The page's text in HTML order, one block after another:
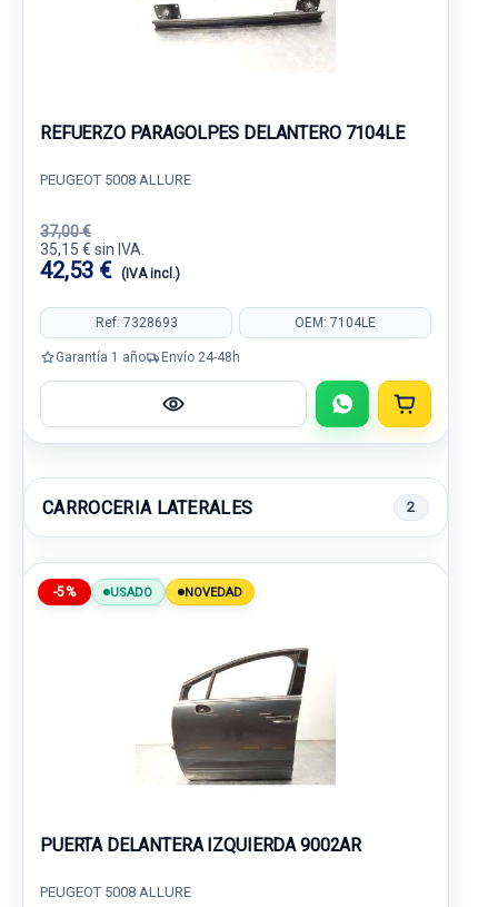
REFUERZO PARAGOLPES DELANTERO 7104LE
PEUGEOT 5008 ALLURE
37,00 €
35,15 € sin IVA.
42,53 € (IVA incl.)
Ref: 7328693 OEM: 7104LE
Garantía 1 año Envío 24-48h
CARROCERIA LATERALES 2
-5% USADO NOVEDAD
PUERTA DELANTERA IZQUIERDA 9002AR
PEUGEOT 5008 ALLURE